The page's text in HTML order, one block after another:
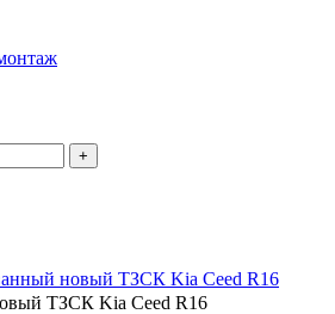
+
ТЗСК Kia Ceed R16